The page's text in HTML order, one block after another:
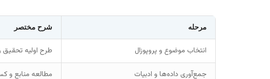
مرحله شرح مختصر
انتخاب موضوع و پروپوزال طرح اولیه تحقیق
جمع‌آوری داده‌ها و ادبیات مطالعه منابع و